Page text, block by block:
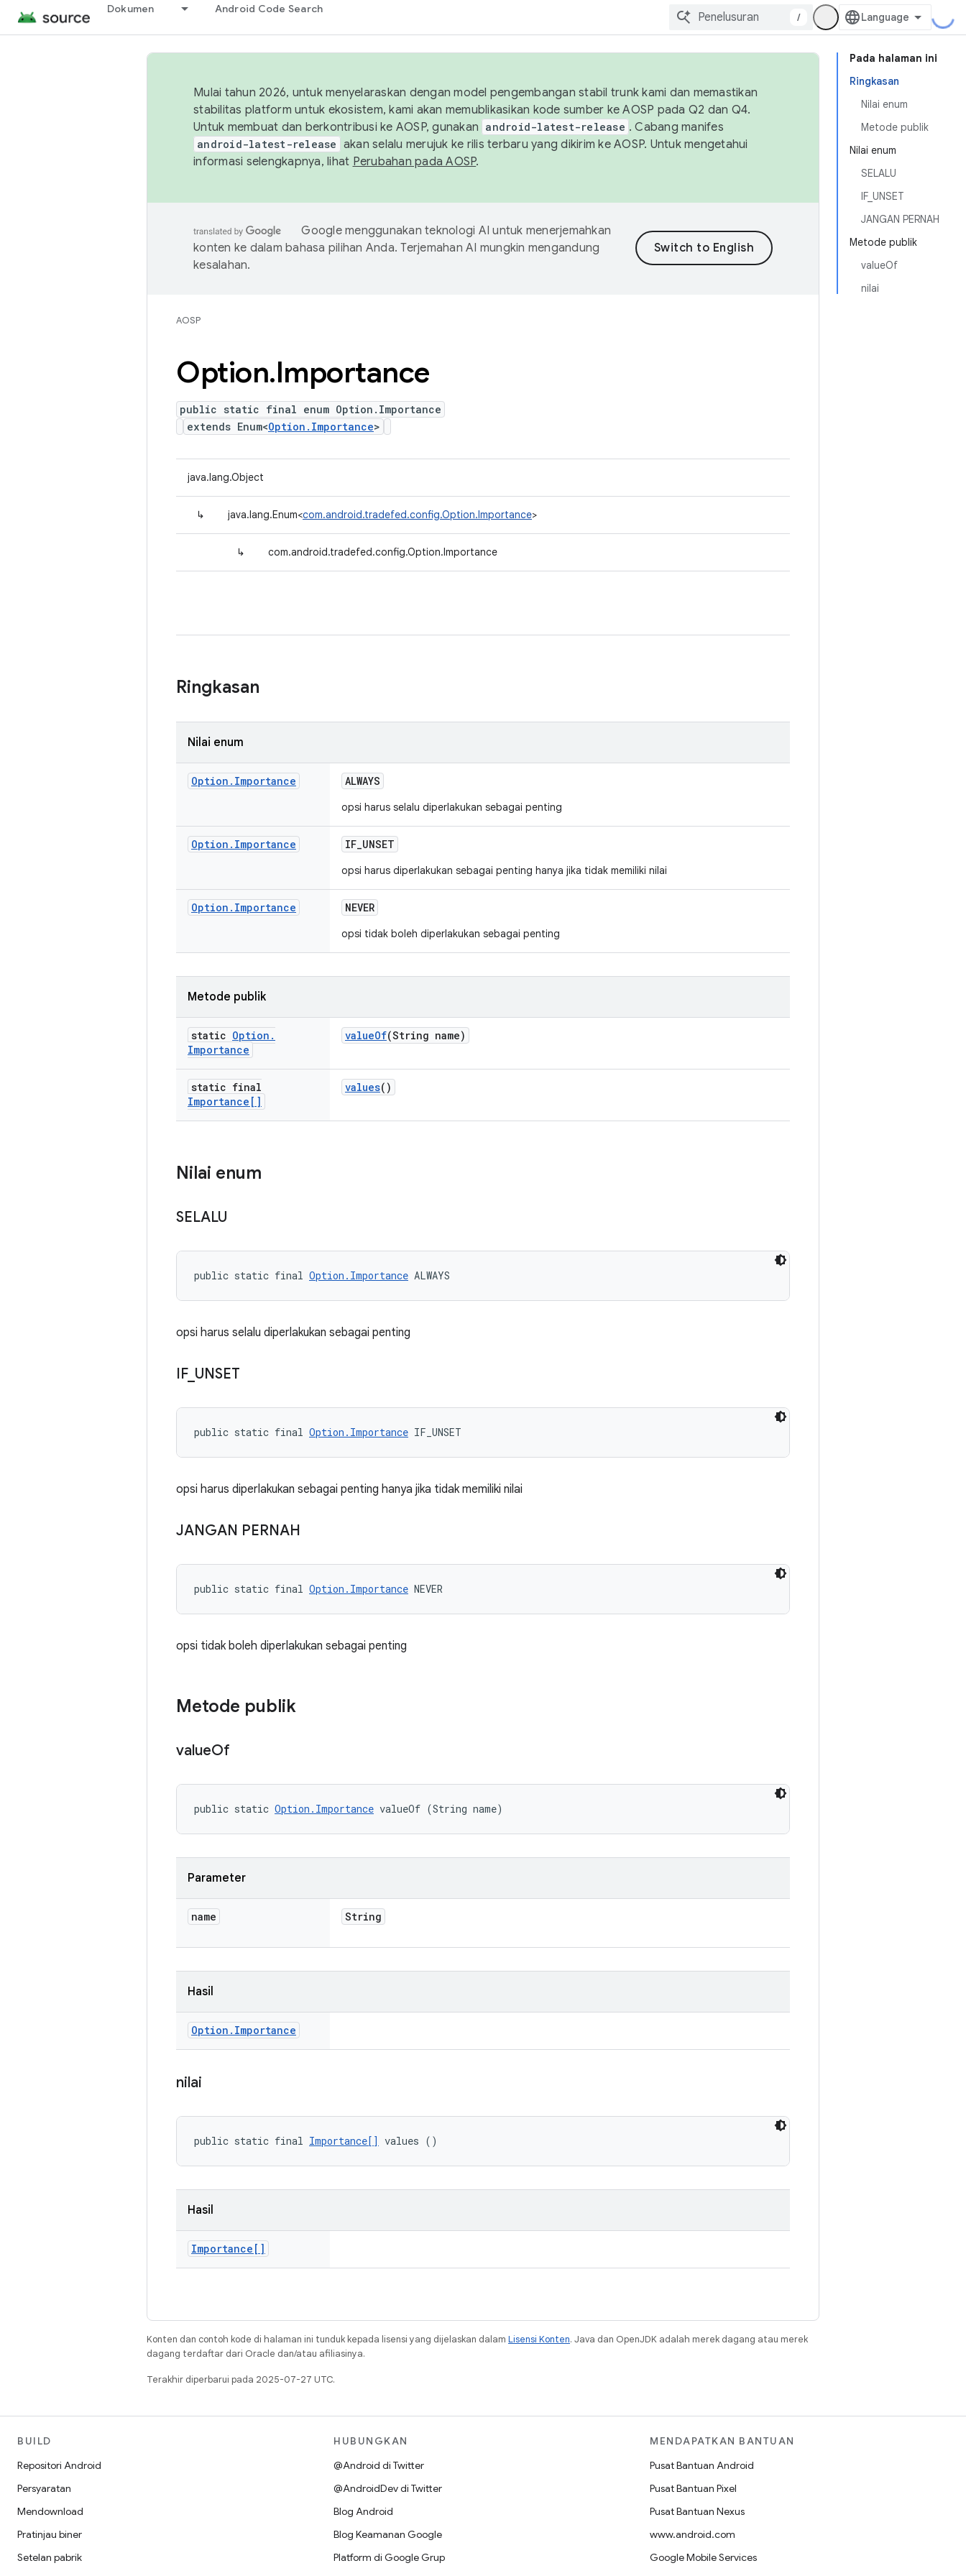
Dokumen Android Code Search
/
Pada halaman ini
Ringkasan
Nilai enum
Metode publik
Nilai enum
SELALU
IF_UNSET
JANGAN PERNAH
Metode publik
valueOf
nilai
Mulai tahun 2026, untuk menyelaraskan dengan model pengembangan stabil trunk kami dan memastikan
stabilitas platform untuk ekosistem, kami akan memublikasikan kode sumber ke AOSP pada Q2 dan Q4.
Untuk membuat dan berkontribusi ke AOSP, gunakan android-latest-release . Cabang manifes
android-latest-release akan selalu merujuk ke rilis terbaru yang dikirim ke AOSP. Untuk mengetahui
informasi selengkapnya, lihat Perubahan pada AOSP.
Google menggunakan teknologi AI untuk menerjemahkan
konten ke dalam bahasa pilihan Anda. Terjemahan AI mungkin mengandung
kesalahan.
AOSP
Option.Importance
public static final enum Option.Importance
extends Enum<Option.Importance>
java.lang.Object
↳ java.lang.Enum<com.android.tradefed.config.Option.Importance>
↳ com.android.tradefed.config.Option.Importance
Ringkasan
Nilai enum
Option . Importance ALWAYS
opsi harus selalu diperlakukan sebagai penting
Option . Importance IF_UNSET
opsi harus diperlakukan sebagai penting hanya jika tidak memiliki nilai
Option . Importance NEVER
opsi tidak boleh diperlakukan sebagai penting
Metode publik
static Option .
Importance
valueOf(String name)
static final
Importance[]
values()
Nilai enum
SELALU
public static final Option.Importance ALWAYS
opsi harus selalu diperlakukan sebagai penting
IF_ UNSET
public static final Option.Importance IF_UNSET
opsi harus diperlakukan sebagai penting hanya jika tidak memiliki nilai
JANGAN PERNAH
public static final Option.Importance NEVER
opsi tidak boleh diperlakukan sebagai penting
Metode publik
valueOf
public static Option.Importance valueOf (String name)
Parameter
name String
Hasil
Option . Importance
nilai
public static final Importance[] values ()
Hasil
Importance[]
Konten dan contoh kode di halaman ini tunduk kepada lisensi yang dijelaskan dalam Lisensi Konten. Java dan OpenJDK adalah merek dagang atau merek
dagang terdaftar dari Oracle dan/atau afiliasinya.
Terakhir diperbarui pada 2025-07-27 UTC.
BUILD
Repositori Android
Persyaratan
Mendownload
Pratinjau biner
Setelan pabrik
HUBUNGKAN
@Android di Twitter
@AndroidDev di Twitter
Blog Android
Blog Keamanan Google
Platform di Google Grup
MENDAPATKAN BANTUAN
Pusat Bantuan Android
Pusat Bantuan Pixel
Pusat Bantuan Nexus
www.android.com
Google Mobile Services